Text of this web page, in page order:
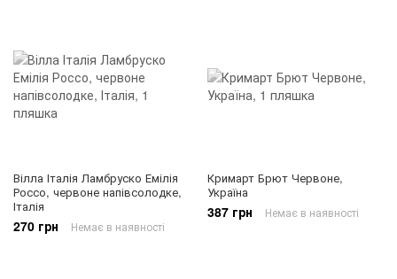
Вілла Італія Ламбруско Емілія
Россо, червоне напівсолодке,
Італія
270 грн Немає в наявності
Кримарт Брют Червоне,
Україна
387 грн Немає в наявності